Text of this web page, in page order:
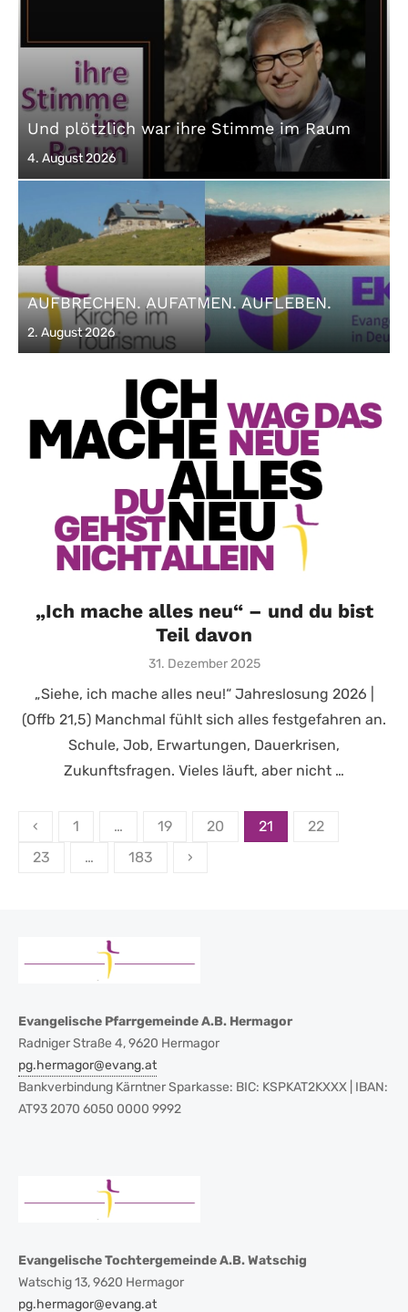
Und plötzlich war ihre Stimme im Raum
Posted
on
4. August 2026
AUFBRECHEN. AUFATMEN. AUFLEBEN.
Posted
on
2. August 2026
„Ich mache alles neu“ – und du bist
Teil davon
Posted
31. Dezember 2025
„Siehe, ich mache alles neu!“ Jahreslosung 2026 |
(Offb 21,5) Manchmal fühlt sich alles festgefahren an.
Schule, Job, Erwartungen, Dauerkrisen,
Zukunftsfragen. Vieles läuft, aber nicht …
Seitennummerierung
der
‹ 1 … 19 20 21
22
23
… 183 ›
Evangelische Pfarrgemeinde A.B. Hermagor
Radniger Straße 4, 9620 Hermagor
pg.hermagor@evang.at
Bankverbindung Kärntner Sparkasse: BIC: KSPKAT2KXXX | IBAN:
AT93 2070 6050 0000 9992
Evangelische Tochtergemeinde A.B. Watschig
Watschig 13, 9620 Hermagor
pg.hermagor@evang.at